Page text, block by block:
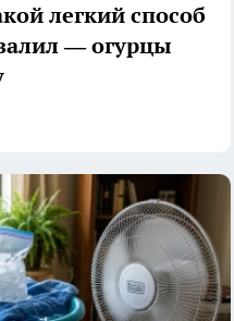
легкий способ
— огурцы